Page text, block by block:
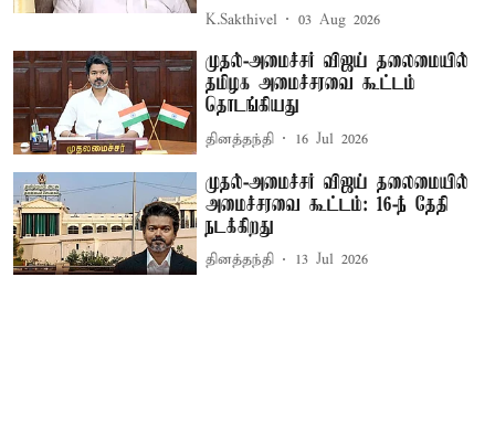
K.Sakthivel 03 Aug 2026
முதல்-அமைச்சர் விஜய் தலைமையில்
தமிழக அமைச்சரவை கூட்டம்
தொடங்கியது
தினத்தந்தி 16 Jul 2026
முதல்-அமைச்சர் விஜய் தலைமையில்
அமைச்சரவை கூட்டம்: 16-ந் தேதி
நடக்கிறது
தினத்தந்தி 13 Jul 2026